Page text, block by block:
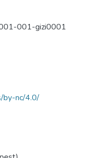
001-gizi0001
by-nc/4.0/